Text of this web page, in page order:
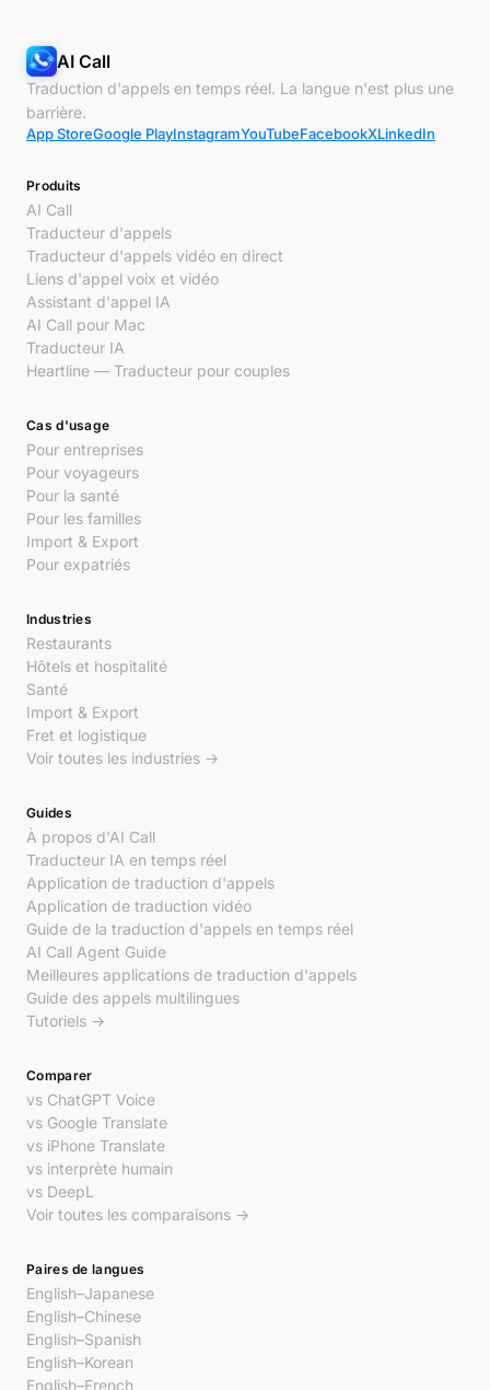
AI Call
Traduction d'appels en temps réel. La langue n'est plus une
barrière.
App StoreGoogle PlayInstagramYouTubeFacebookXLinkedIn
Produits
AI Call
Traducteur d'appels
Traducteur d'appels vidéo en direct
Liens d'appel voix et vidéo
Assistant d'appel IA
AI Call pour Mac
Traducteur IA
Heartline — Traducteur pour couples
Cas d'usage
Pour entreprises
Pour voyageurs
Pour la santé
Pour les familles
Import & Export
Pour expatriés
Industries
Restaurants
Hôtels et hospitalité
Santé
Import & Export
Fret et logistique
Voir toutes les industries →
Guides
À propos d'AI Call
Traducteur IA en temps réel
Application de traduction d'appels
Application de traduction vidéo
Guide de la traduction d'appels en temps réel
AI Call Agent Guide
Meilleures applications de traduction d'appels
Guide des appels multilingues
Tutoriels →
Comparer
vs ChatGPT Voice
vs Google Translate
vs iPhone Translate
vs interprète humain
vs DeepL
Voir toutes les comparaisons →
Paires de langues
English–Japanese
English–Chinese
English–Spanish
English–Korean
English–French